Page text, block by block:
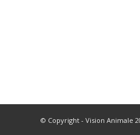
© Copyright - Vision Animale